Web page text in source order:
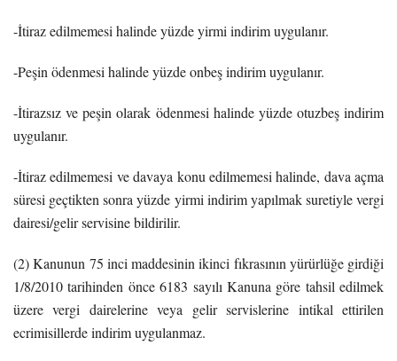
-İtiraz edilmemesi halinde yüzde yirmi indirim uygulanır.
-Peşin ödenmesi halinde yüzde onbeş indirim uygulanır.
-İtirazsız ve peşin olarak ödenmesi halinde yüzde otuzbeş indirim
uygulanır.
-İtiraz edilmemesi ve davaya konu edilmemesi halinde, dava açma
süresi geçtikten sonra yüzde yirmi indirim yapılmak suretiyle vergi
dairesi/gelir servisine bildirilir.
(2) Kanunun 75 inci maddesinin ikinci fıkrasının yürürlüğe girdiği
1/8/2010 tarihinden önce 6183 sayılı Kanuna göre tahsil edilmek
üzere vergi dairelerine veya gelir servislerine intikal ettirilen
ecrimisillerde indirim uygulanmaz.